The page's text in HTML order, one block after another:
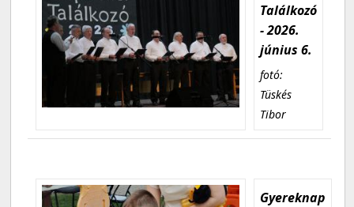
Találkozó
- 2026.
június 6.
fotó:
Tüskés
Tibor
Gyereknap